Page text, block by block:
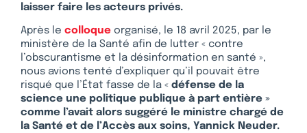
laisser faire les acteurs privés.
Après le colloque organisé, le 18 avril 2025, par le
ministère de la Santé afin de lutter « contre
l’obscurantisme et la désinformation en santé »,
nous avions tenté d’expliquer qu’il pouvait être
risqué que l’État fasse de la « défense de la
science une politique publique à part entière »
comme l’avait alors suggéré le ministre chargé de
la Santé et de l’Accès aux soins, Yannick Neuder.